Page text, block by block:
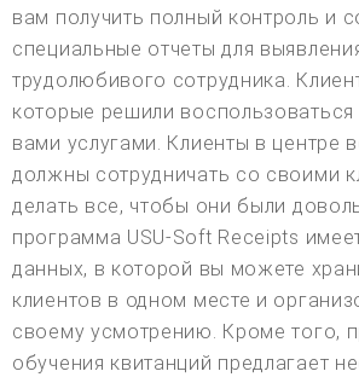
вам получить полный контроль и
специальные отчеты для
трудолюбивого сотрудника.
которые решили
вами услугами. Клиенты в центре
должны сотрудничать со своими
делать все, чтобы они были
программа USU-Soft Receipts
данных, в которой вы можете
клиентов в одном месте и
своему усмотрению. Кроме того,
обучения квитанций предлагает